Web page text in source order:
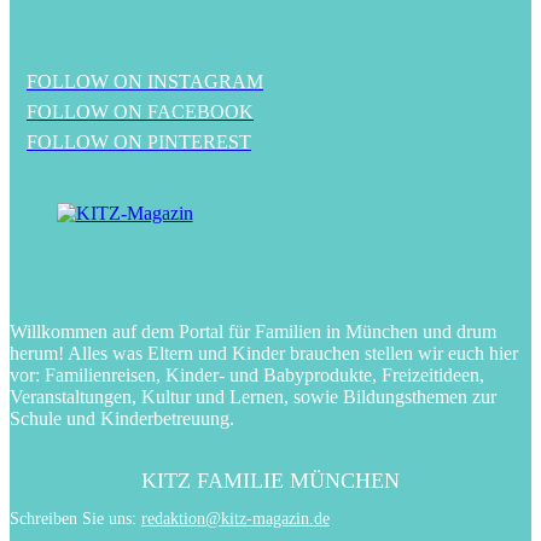
FOLLOW ON INSTAGRAM
FOLLOW ON FACEBOOK
FOLLOW ON PINTEREST
Willkommen auf dem Portal für Familien in München und drum
herum! Alles was Eltern und Kinder brauchen stellen wir euch hier
vor: Familienreisen, Kinder- und Babyprodukte, Freizeitideen,
Veranstaltungen, Kultur und Lernen, sowie Bildungsthemen zur
Schule und Kinderbetreuung.
KITZ FAMILIE MÜNCHEN
Schreiben Sie uns: redaktion@kitz-magazin.de